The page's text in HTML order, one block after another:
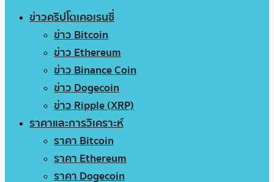
ข่าวคริปโตเคอเรนซี่
ข่าว Bitcoin
ข่าว Ethereum
ข่าว Binance Coin
ข่าว Dogecoin
ข่าว Ripple (XRP)
ราคาและการวิเคราะห์
ราคา Bitcoin
ราคา Ethereum
ราคา Dogecoin